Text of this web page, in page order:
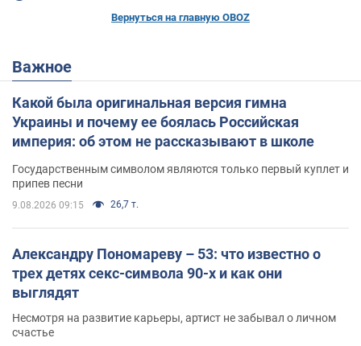
Вернуться на главную OBOZ
Важное
Какой была оригинальная версия гимна
Украины и почему ее боялась Российская
империя: об этом не рассказывают в школе
Государственным символом являются только первый куплет и
припев песни
9.08.2026 09:15 26,7 т.
Александру Пономареву – 53: что известно о
трех детях секс-символа 90-х и как они
выглядят
Несмотря на развитие карьеры, артист не забывал о личном
счастье